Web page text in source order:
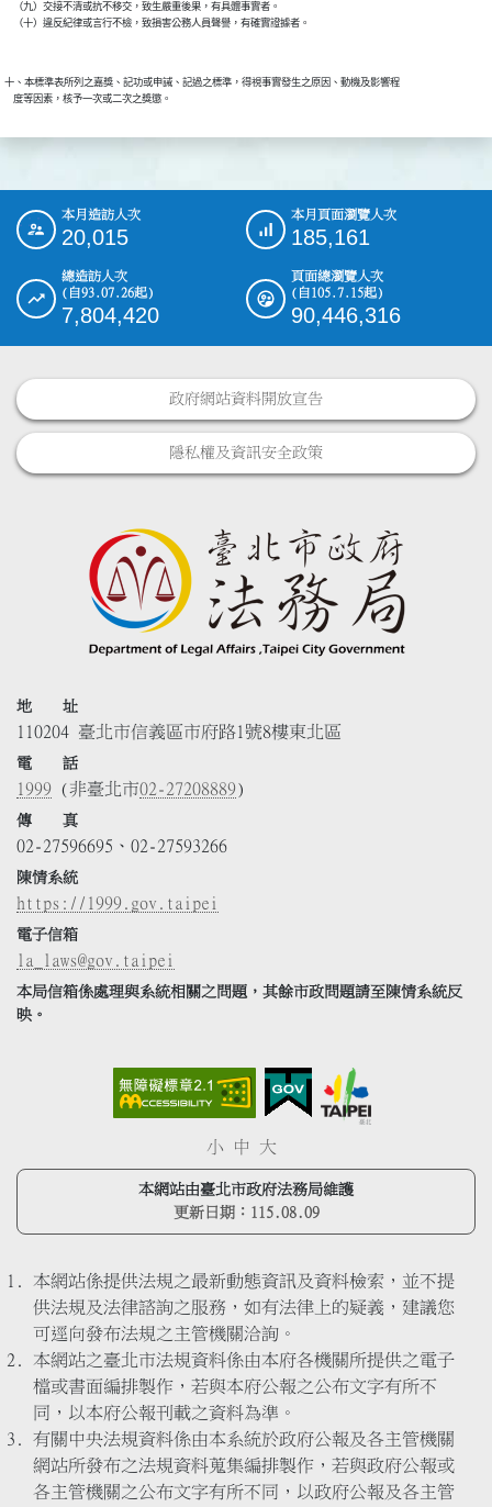
    （九）交接不清或抗不移交，致生嚴重後果，有具體事實者。
十、本標準表所列之嘉獎、記功或申誡、記過之標準，得視事實發生之原因、動機及影響程
::: 本月造訪人次
20,015
本月頁面瀏覽人次
185,161
總造訪人次
(自93.07.26起)
7,804,420
頁面總瀏覽人次
(自105.7.15起)
90,446,316
政府網站資料開放宣告
隱私權及資訊安全政策
地 址
110204 臺北市信義區市府路1號8樓東北區
電 話
1999 (非臺北市02-27208889)
傳 真
02-27596695、02-27593266
陳情系統
https://1999.gov.taipei
電子信箱
la_laws@gov.taipei
本局信箱係處理與系統相關之問題，其餘市政問題請至陳情系統反
映。
小 中 大
本網站由臺北市政府法務局維護
更新日期： 115.08.09
本網站係提供法規之最新動態資訊及資料檢索，並不提
供法規及法律諮詢之服務，如有法律上的疑義，建議您
可逕向發布法規之主管機關洽詢。
本網站之臺北市法規資料係由本府各機關所提供之電子
檔或書面編排製作，若與本府公報之公布文字有所不
同，以本府公報刊載之資料為準。
有關中央法規資料係由本系統於政府公報及各主管機關
網站所發布之法規資料蒐集編排製作，若與政府公報或
各主管機關之公布文字有所不同，以政府公報及各主管